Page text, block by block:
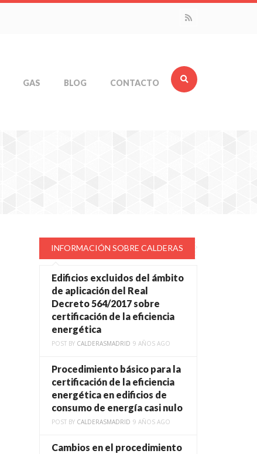
GAS BLOG CONTACTO
INFORMACIÓN SOBRE CALDERAS
Edificios excluidos del ámbito
de aplicación del Real
Decreto 564/2017 sobre
certificación de la eficiencia
energética
POST BY CALDERASMADRID 9 AÑOS AGO
Procedimiento básico para la
certificación de la eficiencia
energética en edificios de
consumo de energía casi nulo
POST BY CALDERASMADRID 9 AÑOS AGO
Cambios en el procedimiento